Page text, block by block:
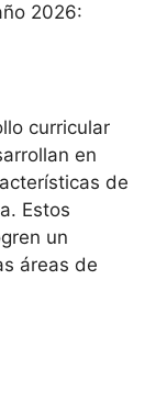
2026:
curricular
en
de
Estos
un
áreas de